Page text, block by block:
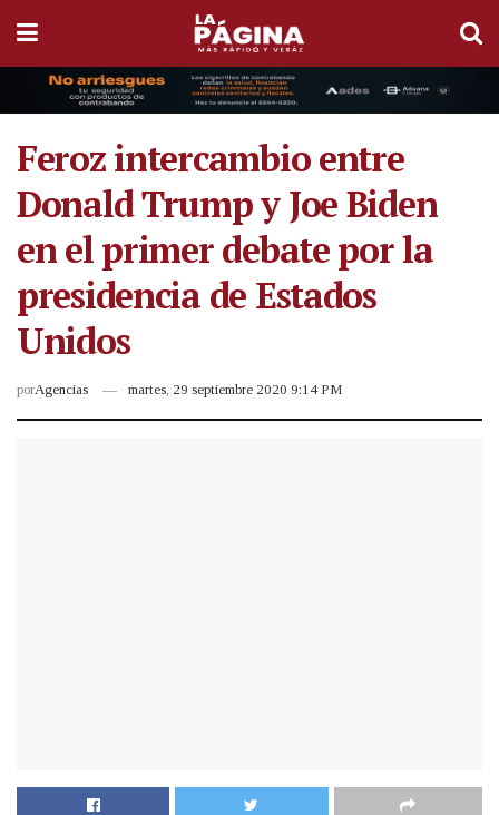
Feroz intercambio entre
Donald Trump y Joe Biden
en el primer debate por la
presidencia de Estados
Unidos
porAgencias martes, 29 septiembre 2020 9:14 PM